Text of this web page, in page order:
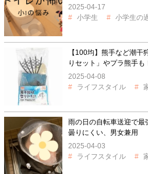
2025-04-17
小学生
小学生の
【100均】熊手など潮
りセット」やプラ熊手も
2025-04-08
ライフスタイル
雨の日の自転車送迎で最
曇りにくい、男女兼用
2025-04-03
ライフスタイル